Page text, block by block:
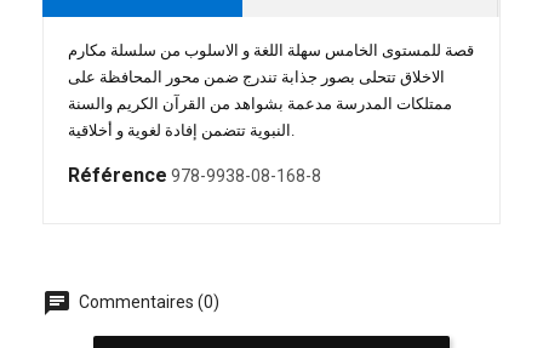
قصة للمستوى الخامس سهلة اللغة و الاسلوب من سلسلة مكارم
الاخلاق تتحلى بصور جذابة تندرج ضمن محور المحافظة على
ممتلكات المدرسة مدعمة بشواهد من القرآن الكريم والسنة
النبوية تتضمن إفادة لغوية و أخلاقية.
Référence 978-9938-08-168-8
chat Commentaires (0)